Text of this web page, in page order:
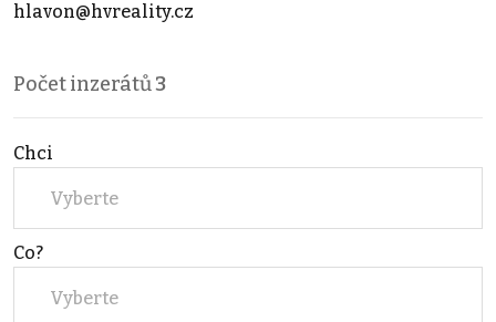
hlavon@hvreality.cz
Počet inzerátů3
Chci
Vyberte
Co?
Vyberte